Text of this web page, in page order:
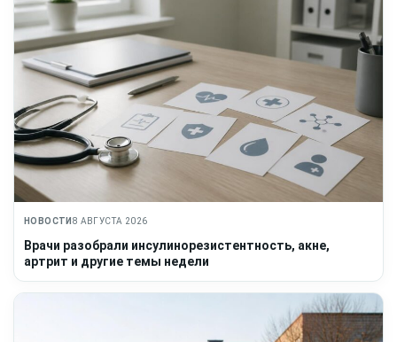
НОВОСТИ 8 АВГУСТА 2026
Врачи разобрали инсулинорезистентность, акне,
артрит и другие темы недели